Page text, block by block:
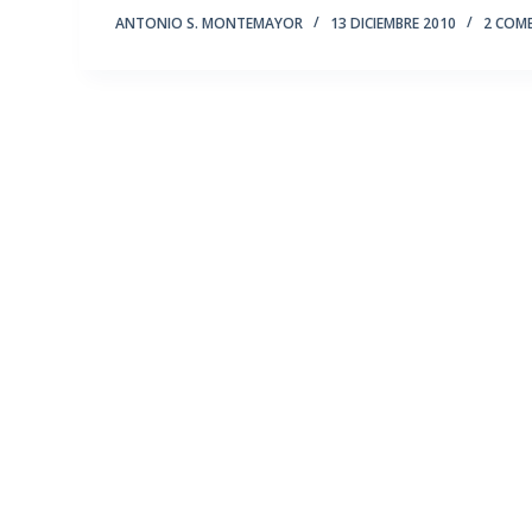
ANTONIO S. MONTEMAYOR 13 DICIEMBRE 2010 2